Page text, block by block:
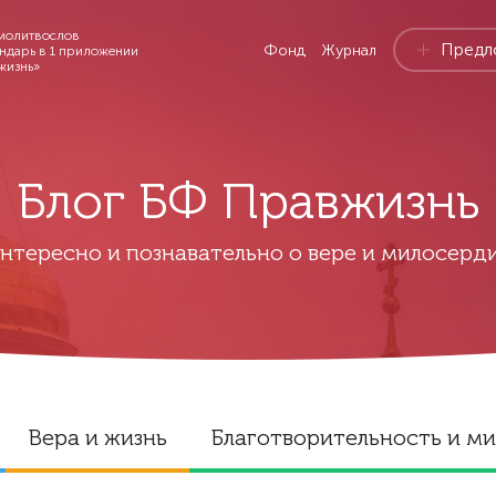
в 1 приложении
Фонд Журнал
Блог БФ Правжизнь
и познавательно о вере и
Вера и жизнь Благотворительность и